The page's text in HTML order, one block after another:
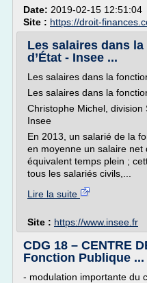
Date: 2019-02-15 12:51:04
Site : https://droit-
Les salaires dans
d’État - Insee ...
Les salaires dans la
Les salaires dans la
Christophe Michel, division
Insee
En 2013, un salarié de la
en moyenne un salaire
équivalent temps plein ;
tous les salariés civils,...
Lire la suite
Site : https://www.insee.fr
CDG 18 – CENTRE
Fonction Publique ...
- modulation importante du